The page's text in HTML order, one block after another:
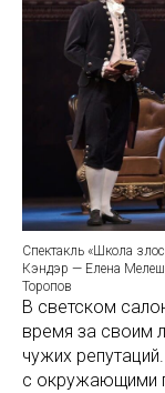
Спектакль «Школа
Кэндэр — Елена
Торопов
В светском
время за своим
чужих
с окружающими